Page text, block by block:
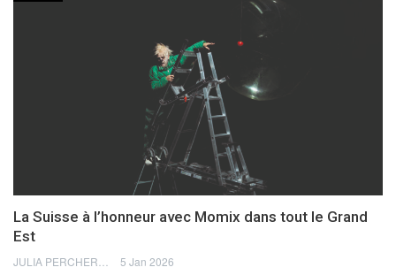
La Suisse à l’honneur avec Momix dans tout le Grand
Est
5 Jan 2026